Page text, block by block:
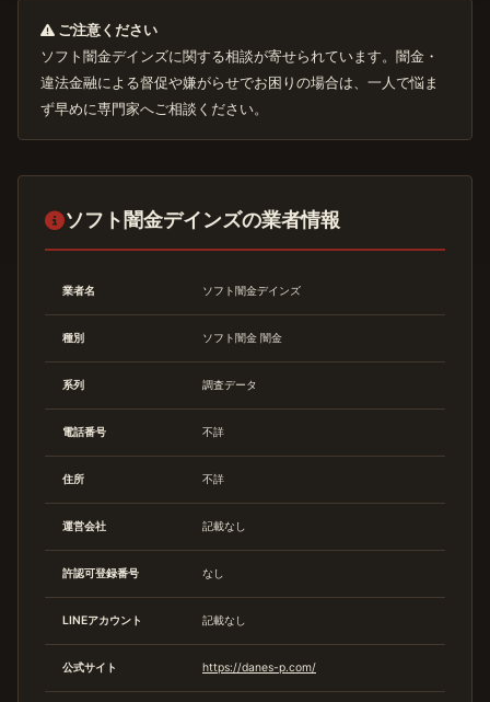
ご注意ください
ソフト闇金デインズに関する相談が寄せられています。闇金・
違法金融による督促や嫌がらせでお困りの場合は、一人で悩ま
ず早めに専門家へご相談ください。
ソフト闇金デインズの業者情報
業者名 ソフト闇金デインズ
種別 ソフト闇金 闇金
系列 調査データ
電話番号 不詳
住所 不詳
運営会社 記載なし
許認可登録番号 なし
LINEアカウント 記載なし
公式サイト https://danes-p.com/